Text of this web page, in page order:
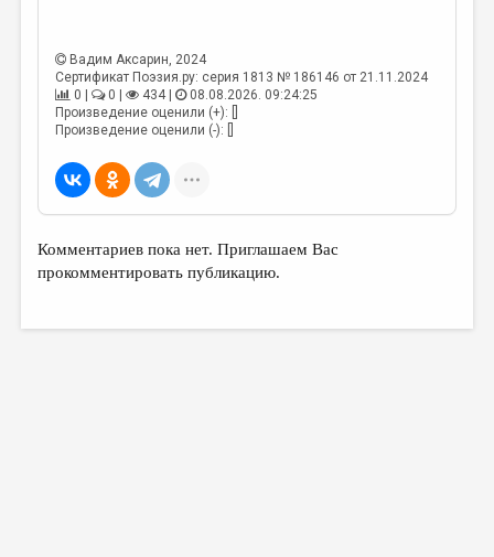
Вадим Аксарин, 2024
Сертификат Поэзия.ру: серия 1813 № 186146 от 21.11.2024
0 |
0 | 434 |
08.08.2026. 09:24:25
Произведение оценили (+): []
Произведение оценили (-): []
Комментариев пока нет. Приглашаем Вас
прокомментировать публикацию.